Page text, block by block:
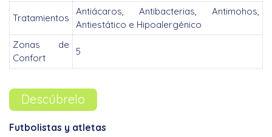
Tratamientos
Antiácaros, Antibacterias, Antimohos,
Antiestático e Hipoalergénico
Zonas de
Confort
5
Descúbrelo
Futbolistas y atletas